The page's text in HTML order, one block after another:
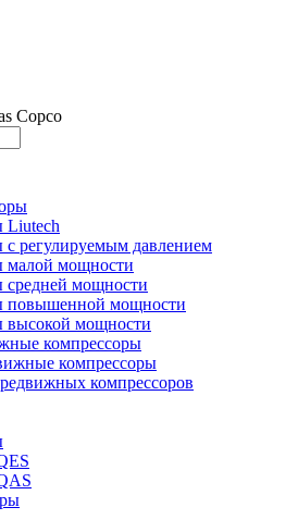
Copco
Liutech
с регулируемым давлением
малой мощности
средней мощности
повышенной мощности
высокой мощности
компрессоры
компрессоры
компрессоров